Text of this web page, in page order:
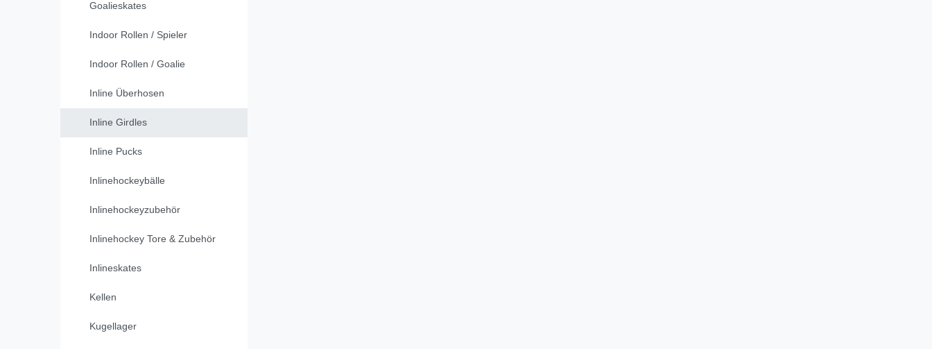
Goalieskates
Indoor Rollen / Spieler
Indoor Rollen / Goalie
Inline Überhosen
Inline Girdles
Inline Pucks
Inlinehockeybälle
Inlinehockeyzubehör
Inlinehockey Tore & Zubehör
Inlineskates
Kellen
Kugellager